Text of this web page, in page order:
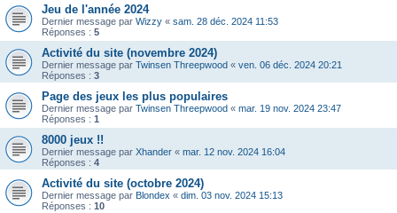
Jeu de l'année 2024
Dernier message par Wizzy « sam. 28 déc. 2024 11:53
Réponses : 5
Activité du site (novembre 2024)
Dernier message par Twinsen Threepwood « ven. 06 déc. 2024 20:21
Réponses : 3
Page des jeux les plus populaires
Dernier message par Twinsen Threepwood « mar. 19 nov. 2024 23:47
Réponses : 1
8000 jeux !!
Dernier message par Xhander « mar. 12 nov. 2024 16:04
Réponses : 4
Activité du site (octobre 2024)
Dernier message par Blondex « dim. 03 nov. 2024 15:13
Réponses : 10